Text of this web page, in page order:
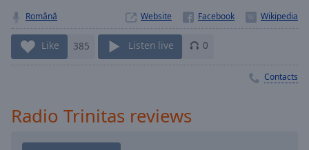
Chapters
Chapters
off,
Română Website
Like 385 Listen live 0
Contacts
Radio Trinitas reviews